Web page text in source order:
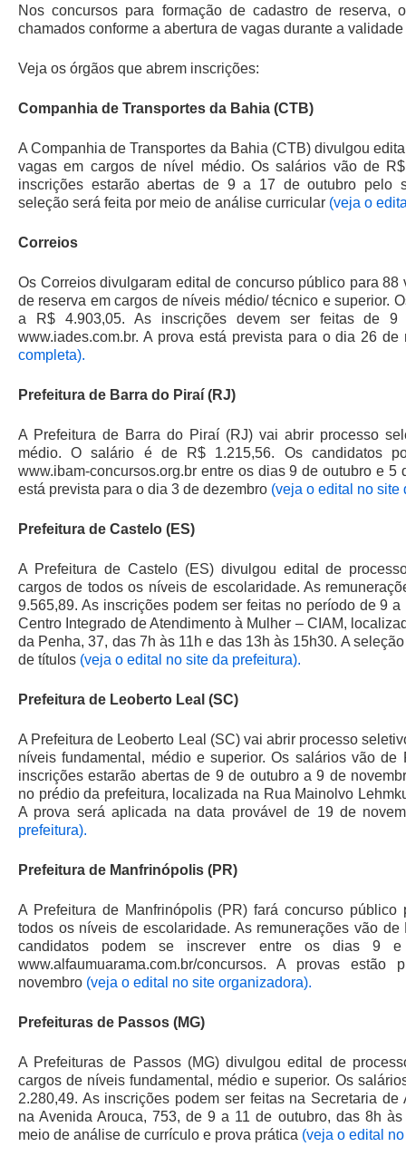
Nos concursos para formação de cadastro de reserva,
chamados conforme a abertura de vagas durante a
Veja os órgãos que abrem inscrições:
Companhia de Transportes da Bahia (CTB)
A Companhia de Transportes da Bahia (CTB) divulgou
vagas em cargos de nível médio. Os salários vão de
inscrições estarão abertas de 9 a 17 de outubro pelo
seleção será feita por meio de análise curricular (veja o
Correios
Os Correios divulgaram edital de concurso público para 88
de reserva em cargos de níveis médio/ técnico e superior.
a R$ 4.903,05. As inscrições devem ser feitas de
www.iades.com.br. A prova está prevista para o dia 26
completa).
Prefeitura de Barra do Piraí (RJ)
A Prefeitura de Barra do Piraí (RJ) vai abrir processo
médio. O salário é de R$ 1.215,56. Os candidatos
www.ibam-concursos.org.br entre os dias 9 de outubro e 5
está prevista para o dia 3 de dezembro (veja o edital no site
Prefeitura de Castelo (ES)
A Prefeitura de Castelo (ES) divulgou edital de
cargos de todos os níveis de escolaridade. As
9.565,89. As inscrições podem ser feitas no período de 9
Centro Integrado de Atendimento à Mulher – CIAM,
da Penha, 37, das 7h às 11h e das 13h às 15h30. A
de títulos (veja o edital no site da prefeitura).
Prefeitura de Leoberto Leal (SC)
A Prefeitura de Leoberto Leal (SC) vai abrir processo
níveis fundamental, médio e superior. Os salários vão
inscrições estarão abertas de 9 de outubro a 9 de
no prédio da prefeitura, localizada na Rua Mainolvo
A prova será aplicada na data provável de 19 de
prefeitura).
Prefeitura de Manfrinópolis (PR)
A Prefeitura de Manfrinópolis (PR) fará concurso
todos os níveis de escolaridade. As remunerações vão
candidatos podem se inscrever entre os dias 9
www.alfaumuarama.com.br/concursos. A provas
novembro (veja o edital no site organizadora).
Prefeituras de Passos (MG)
A Prefeituras de Passos (MG) divulgou edital de
cargos de níveis fundamental, médio e superior. Os
2.280,49. As inscrições podem ser feitas na Secretaria
na Avenida Arouca, 753, de 9 a 11 de outubro, das 8h
meio de análise de currículo e prova prática (veja o edital